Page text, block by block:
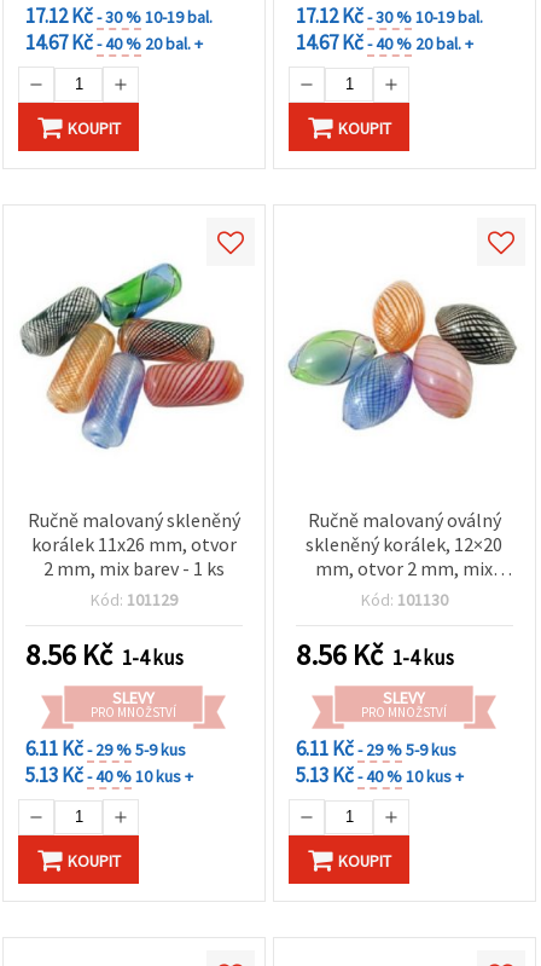
17.12 Kč- 30 %10-19 bal.
14.67 Kč- 40 % 20 bal. +
KOUPIT
17.12 Kč- 30 %10-19 bal.
14.67 Kč- 40 % 20 bal. +
KOUPIT
Ručně malovaný skleněný
korálek 11x26 mm, otvor
2 mm, mix barev - 1 ks
Kód: 101129
8.56 Kč 1-4 kus
SLEVY
PRO MNOŽSTVÍ
6.11 Kč- 29 %5-9 kus
5.13 Kč- 40 %10 kus +
KOUPIT
Ručně malovaný oválný
skleněný korálek, 12×20
mm, otvor 2 mm, mix
barev – 1 ks
Kód: 101130
8.56 Kč 1-4 kus
SLEVY
PRO MNOŽSTVÍ
6.11 Kč- 29 %5-9 kus
5.13 Kč- 40 %10 kus +
KOUPIT